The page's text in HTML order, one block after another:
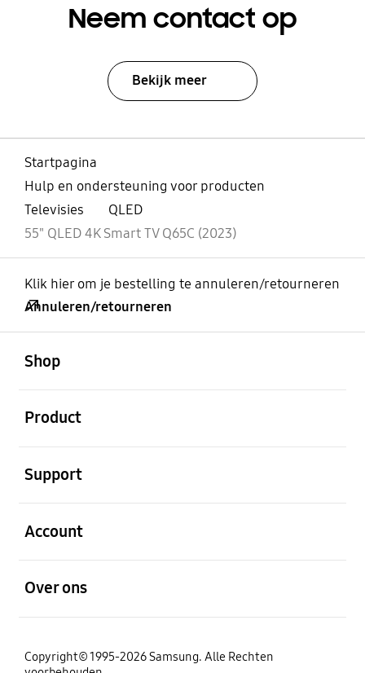
Neem contact op
Bekijk meer
Startpagina
Hulp en ondersteuning voor producten
Televisies
QLED
55" QLED 4K Smart TV Q65C (2023)
Klik hier om je bestelling te annuleren/retourneren
Annuleren/retourneren
Shop
Product
Support
Account
Over ons
Copyright© 1995-2026 Samsung. Alle Rechten